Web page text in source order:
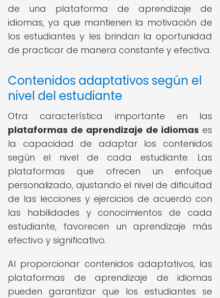
de una plataforma de aprendizaje de
idiomas, ya que mantienen la motivación de
los estudiantes y les brindan la oportunidad
de practicar de manera constante y efectiva.
Contenidos adaptativos según el
nivel del estudiante
Otra característica importante en las
plataformas de aprendizaje de idiomas es
la capacidad de adaptar los contenidos
según el nivel de cada estudiante. Las
plataformas que ofrecen un enfoque
personalizado, ajustando el nivel de dificultad
de las lecciones y ejercicios de acuerdo con
las habilidades y conocimientos de cada
estudiante, favorecen un aprendizaje más
efectivo y significativo.
Al proporcionar contenidos adaptativos, las
plataformas de aprendizaje de idiomas
pueden garantizar que los estudiantes se